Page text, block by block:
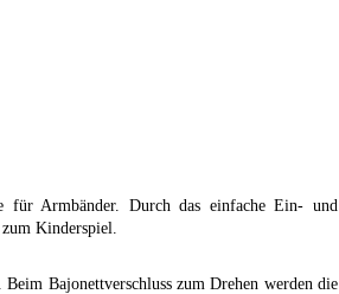
für Armbänder. Durch das einfache Ein- und
zum Kinderspiel.
Bajonettverschluss zum Drehen werden die